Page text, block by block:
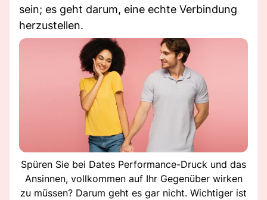
sein; es geht darum, eine echte Verbindung
herzustellen.
Spüren Sie bei Dates Performance-Druck und das
Ansinnen, vollkommen auf Ihr Gegenüber wirken
zu müssen? Darum geht es gar nicht. Wichtiger ist